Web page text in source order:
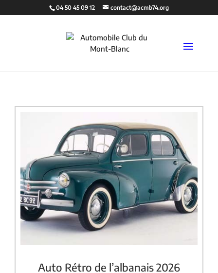
04 50 45 09 12 contact@acmb74.org
Auto Rétro de l’albanais 2026